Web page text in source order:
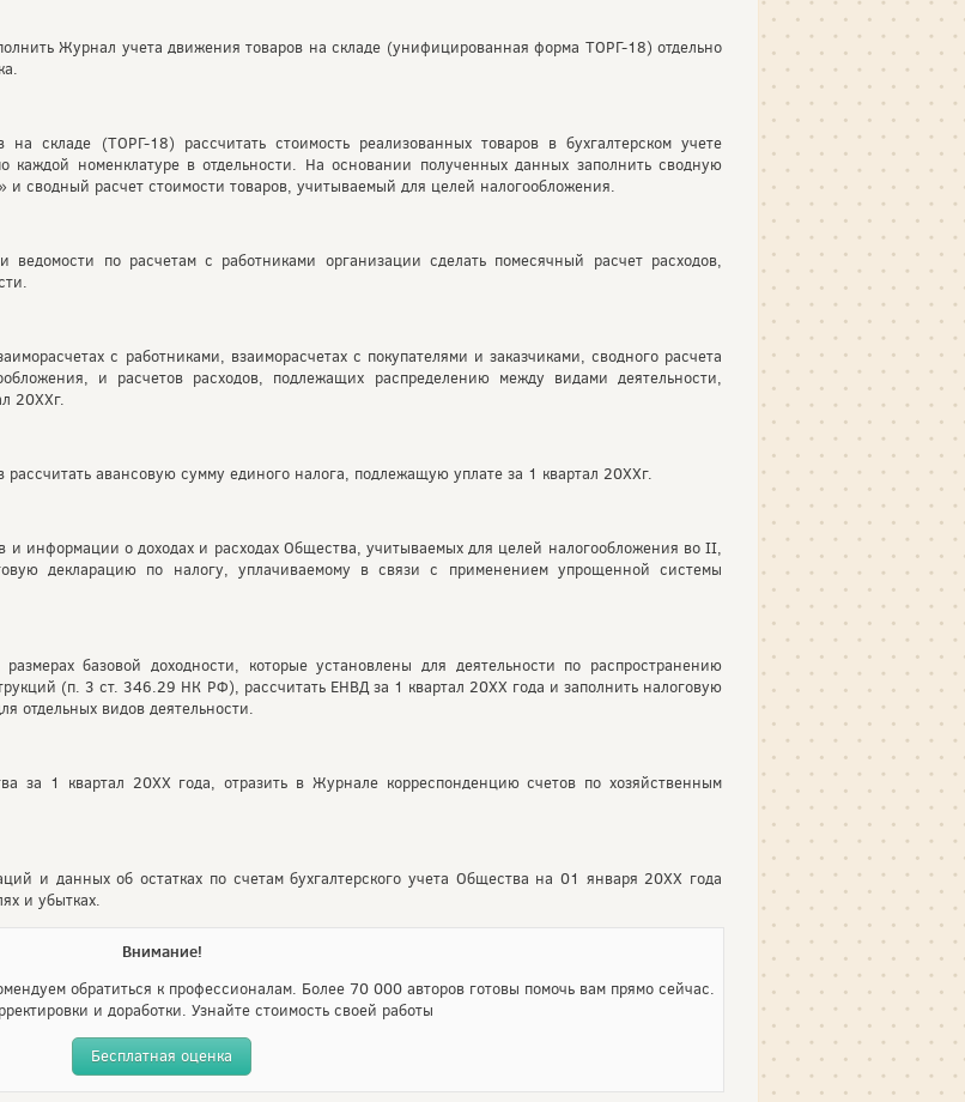
Журнал учета движения товаров на складе (унифицированная форма ТОРГ-18) отдельно
складе (ТОРГ-18) рассчитать стоимость реализованных товаров в бухгалтерском учете
каждой номенклатуре в отдельности. На основании полученных данных заполнить сводную
и сводный расчет стоимости товаров, учитываемый для целей налогообложения.
по расчетам с работниками организации сделать помесячный расчет расходов,
с работниками, взаиморасчетах с покупателями и заказчиками, сводного расчета
и расчетов расходов, подлежащих распределению между видами деятельности,
20ХХг.
авансовую сумму единого налога, подлежащую уплате за 1 квартал 20ХХг.
и информации о доходах и расходах Общества, учитываемых для целей налогообложения во II,
декларацию по налогу, уплачиваемому в связи с применением упрощенной системы
базовой доходности, которые установлены для деятельности по распространению
(п. 3 ст. 346.29 НК РФ), рассчитать ЕНВД за 1 квартал 20ХХ года и заполнить налоговую
отдельных видов деятельности.
за 1 квартал 20ХХ года, отразить в Журнале корреспонденцию счетов по хозяйственным
и данных об остатках по счетам бухгалтерского учета Общества на 01 января 20ХХ года
и убытках.
Внимание!
обратиться к профессионалам. Более 70 000 авторов готовы помочь вам прямо сейчас.
и доработки. Узнайте стоимость своей работы
Бесплатная оценка